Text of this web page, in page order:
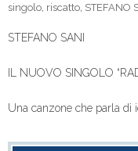
singolo riscatto STEFANO
STEFANO SANI
IL NUOVO SINGOLO
Una canzone che parla di